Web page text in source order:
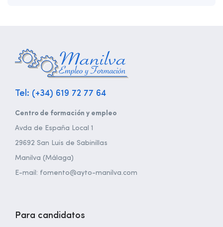
Tel: (+34) 619 72 77 64
Centro de formación y empleo
Avda de España Local 1
29692 San Luis de Sabinillas
Manilva (Málaga)
E-mail: fomento@ayto-manilva.com
Para candidatos